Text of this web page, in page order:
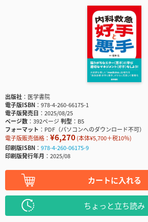
出版社
医学書院
電子版ISBN
978-4-260-66175-1
電子版発売日
2025/08/25
ページ数
392ページ判型
B5
フォーマット
PDF（パソコンへのダウンロード不可）
電子版販売価格： ¥6,270(本体¥5,700＋税10％)
印刷版ISBN
978-4-260-06175-9
印刷版発行年月
2025/08
カートに入れる
ちょっと立ち読み